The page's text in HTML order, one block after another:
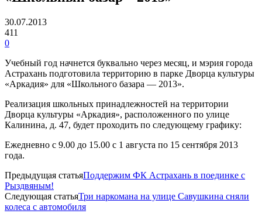
30.07.2013
411
0
Учебный год начнется буквально через месяц, и мэрия города
Астрахань подготовила территорию в парке Дворца культуры
«Аркадия» для «Школьного базара — 2013».
Реализация школьных принадлежностей на территории
Дворца культуры «Аркадия», расположенного по улице
Калинина, д. 47, будет проходить по следующему графику:
Ежедневно с 9.00 до 15.00 с 1 августа по 15 сентября 2013
года.
Предыдущая статьяПоддержим ФК Астрахань в поединке с
Рыздвяным!
Следующая статьяТри наркомана на улице Савушкина сняли
колеса с автомобиля